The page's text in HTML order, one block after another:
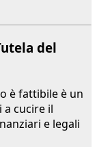
del
è fattibile è un
a cucire il
e legali